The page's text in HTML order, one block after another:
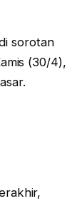
sorotan
(30/4),